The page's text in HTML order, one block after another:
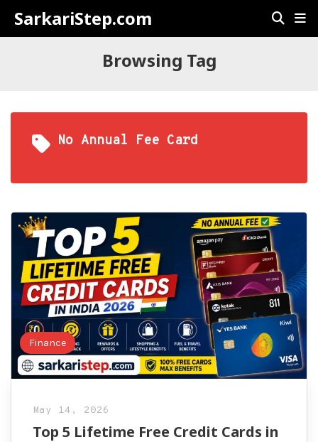
SarkariStep.com
Browsing Tag
No Annual Fee Card
Finance
May 14, 2026
Top 5 Lifetime Free Credit Cards in